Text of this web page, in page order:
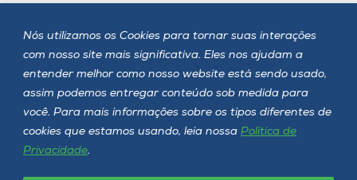
Nós utilizamos os Cookies para tornar suas interações
com nosso site mais significativa. Eles nos ajudam a
entender melhor como nosso website está sendo usado,
assim podemos entregar conteúdo sob medida para
você. Para mais informações sobre os tipos diferentes de
cookies que estamos usando, leia nossa Política de
Privacidade.
Siga a Unoesc